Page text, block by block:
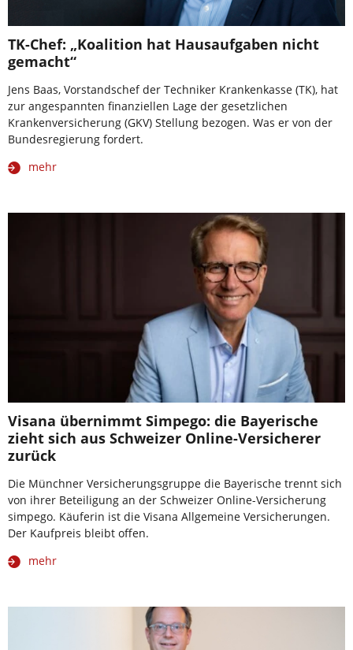
TK-Chef: „Koalition hat Hausaufgaben nicht
gemacht“
Jens Baas, Vorstandschef der Techniker Krankenkasse (TK), hat
zur angespannten finanziellen Lage der gesetzlichen
Krankenversicherung (GKV) Stellung bezogen. Was er von der
Bundesregierung fordert.
mehr
Visana übernimmt Simpego: die Bayerische
zieht sich aus Schweizer Online-Versicherer
zurück
Die Münchner Versicherungsgruppe die Bayerische trennt sich
von ihrer Beteiligung an der Schweizer Online-Versicherung
simpego. Käuferin ist die Visana Allgemeine Versicherungen.
Der Kaufpreis bleibt offen.
mehr